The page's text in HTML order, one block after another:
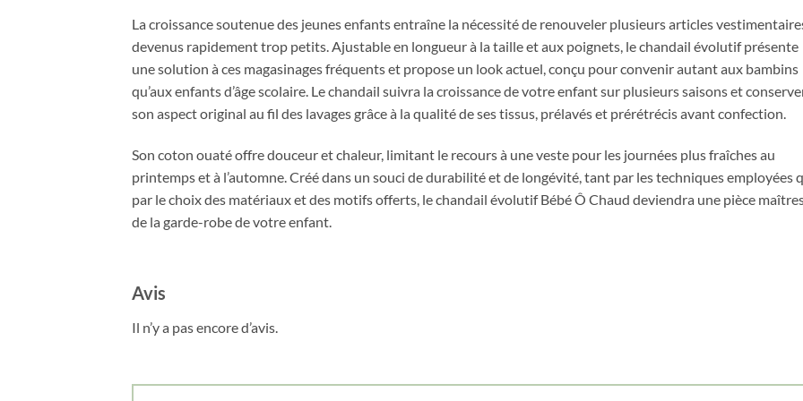
La croissance soutenue des jeunes enfants entraîne la nécessité de renouveler plusieurs articles
devenus rapidement trop petits. Ajustable en longueur à la taille et aux poignets, le chandail évolutif présente
une solution à ces magasinages fréquents et propose un look actuel, conçu pour convenir autant aux bambins
qu’aux enfants d’âge scolaire. Le chandail suivra la croissance de votre enfant sur plusieurs saisons et
son aspect original au fil des lavages grâce à la qualité de ses tissus, prélavés et prérétrécis avant confection.
Son coton ouaté offre douceur et chaleur, limitant le recours à une veste pour les journées plus fraîches au
printemps et à l’automne. Créé dans un souci de durabilité et de longévité, tant par les techniques employées
par le choix des matériaux et des motifs offerts, le chandail évolutif Bébé Ô Chaud deviendra une pièce
de la garde-robe de votre enfant.
Avis
Il n’y a pas encore d’avis.